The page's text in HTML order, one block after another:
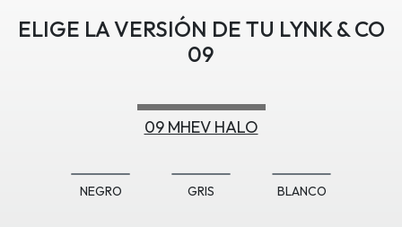
ELIGE LA VERSIÓN DE TU LYNK & CO
09
09 MHEV HALO
NEGRO GRIS BLANCO